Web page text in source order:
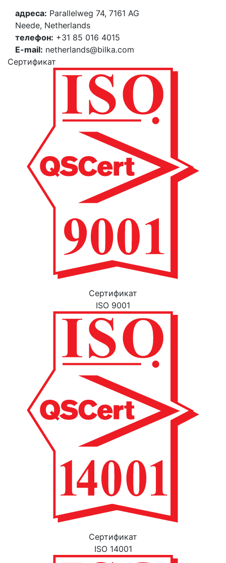
адреса: Parallelweg 74, 7161 AG
Neede, Netherlands
телефон: +31 85 016 4015
E-mail: netherlands@bilka.com
Cертификат
Cертификат
ISO 9001
Cертификат
ISO 14001